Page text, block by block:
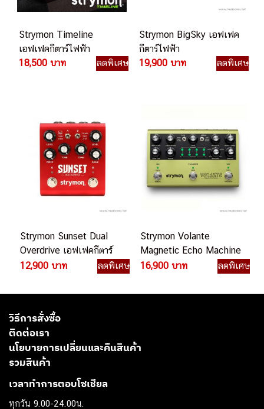
Strymon Timeline
เอฟเฟคกีตาร์ไฟฟ้า
18,500 บาท
ลดพิเศษ
Strymon BigSky เอฟเฟค
กีตาร์ไฟฟ้า
19,900 บาท
ลดพิเศษ
Strymon Sunset Dual
Overdrive เอฟเฟคกีตาร์
ไฟฟ้า
12,900 บาท ลดพิเศษ
Strymon Volante
Magnetic Echo Machine
เอฟเฟคกีตาร์ไฟฟ้า
16,900 บาท ลดพิเศษ
วิธีการสั่งซื้อ
ติดต่อเรา
นโยบายการเปลี่ยนและคืนสินค้า
รวมสินค้า
เวลาทำการตอบโซเชียล
ทุกวัน 9.00-24.00น.